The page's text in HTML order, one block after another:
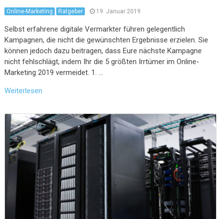
Online-Marketing Ratgeber 19. Januar 2019
Selbst erfahrene digitale Vermarkter führen gelegentlich
Kampagnen, die nicht die gewünschten Ergebnisse erzielen. Sie
können jedoch dazu beitragen, dass Eure nächste Kampagne
nicht fehlschlägt, indem Ihr die 5 größten Irrtümer im Online-
Marketing 2019 vermeidet. 1. …
Weiterlesen